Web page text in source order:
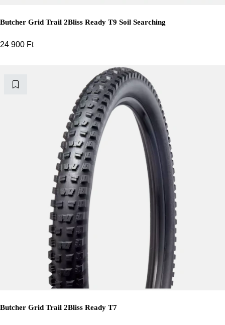
Butcher Grid Trail 2Bliss Ready T9 Soil Searching
24 900 Ft
Butcher Grid Trail 2Bliss Ready T7